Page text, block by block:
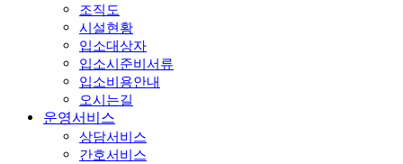
조직도
시설현황
입소대상자
입소시준비서류
입소비용안내
오시는길
운영서비스
상담서비스
간호서비스